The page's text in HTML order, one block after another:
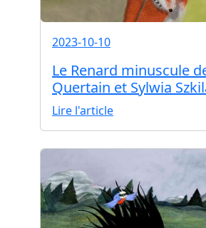
2023-10-10
Le Renard minuscule
Quertain et Sylwia
Lire l'article